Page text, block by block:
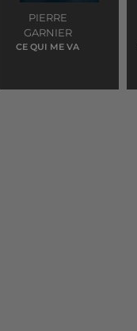
PIERRE
GARNIER
CE QUI ME VA